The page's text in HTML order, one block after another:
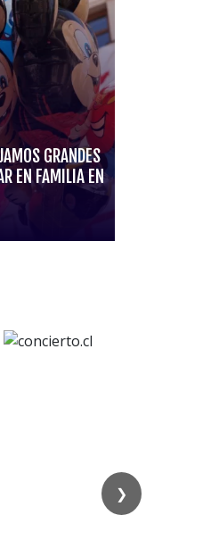
GRANDES
EN FAMILIA EN
❯